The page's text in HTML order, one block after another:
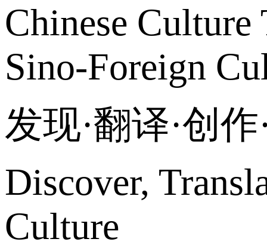
Chinese
Sino-Foreign
发现·翻译·创
Discover,
Culture